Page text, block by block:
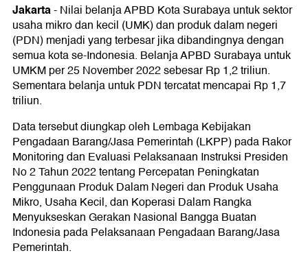
Jakarta-Nilai belanja APBD Kota Surabaya untuk sektor
usaha mikro dan kecil (UMK) dan produk dalam negeri
(PDN) menjadi yang terbesar jika dibandingnya dengan
semua kota se-Indonesia. Belanja APBD Surabaya untuk
UMKM per 25 November 2022 sebesar Rp 1,2 triliun.
Sementara belanja untuk PDN tercatat mencapai Rp 1,7
triliun.
Data tersebut diungkap oleh Lembaga Kebijakan
Pengadaan Barang/Jasa Pemerintah (LKPP) pada Rakor
Monitoring dan Evaluasi Pelaksanaan Instruksi Presiden
No 2 Tahun 2022 tentang Percepatan Peningkatan
Penggunaan Produk Dalam Negeri dan Produk Usaha
Mikro, Usaha Kecil, dan Koperasi Dalam Rangka
Menyukseskan Gerakan Nasional Bangga Buatan
Indonesia pada Pelaksanaan Pengadaan Barang/Jasa
Pemerintah.